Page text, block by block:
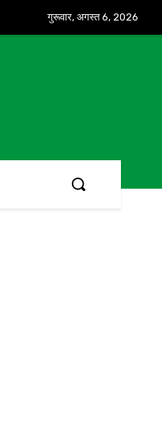
गुरूवार, अगस्त 6, 2026